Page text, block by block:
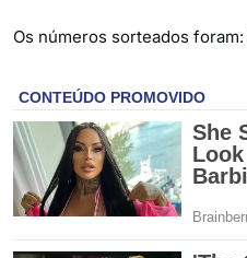
Os números sorteados foram: